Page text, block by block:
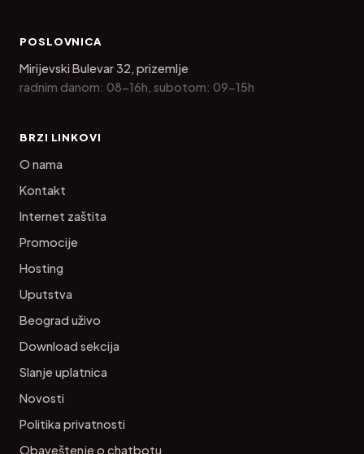
POSLOVNICA
Mirijevski Bulevar 32, prizemlje
radnim danom: 08-16h, subotom: 09-15h
BRZI LINKOVI
O nama
Kontakt
Internet zaštita
Promocije
Hosting
Uputstva
Beograd uživo
Download sekcija
Slanje uplatnica
Novosti
Politika privatnosti
Obaveštenje o chatbotu